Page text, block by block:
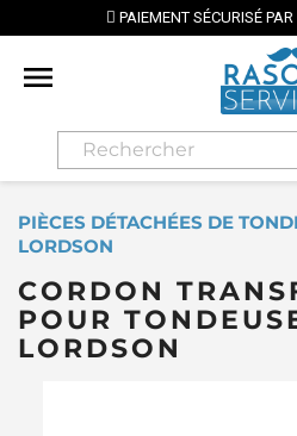
PAIEMENT SÉCURISÉ

PIÈCES DÉTACHÉES DE
LORDSON
CORDON
POUR
LORDSON